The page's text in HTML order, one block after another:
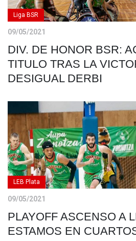
Liga BSR
09/05/2021
DIV. DE HONOR BSR:
TITULO TRAS LA
DESIGUAL DERBI
LEB Plata
09/05/2021
PLAYOFF ASCENSO A
ESTAMOS EN